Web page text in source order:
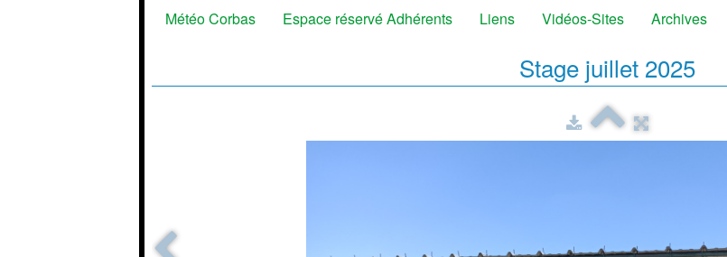
Météo Corbas Espace réservé Adhérents Liens Vidéos-Sites Archives
Stage juillet 2025